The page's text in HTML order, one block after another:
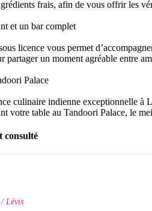
frais, afin de vous offrir les
et un bar complet
licence vous permet
partager un moment agréable entre
Palace
culinaire indienne exceptionnelle à
votre table au Tandoori Palace, le
consulté
Lévis